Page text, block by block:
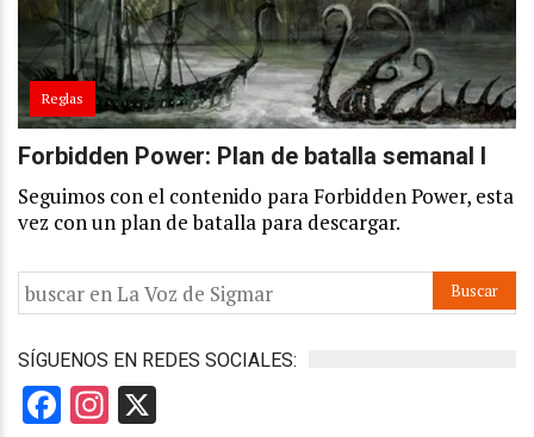
Reglas
Forbidden Power: Plan de batalla semanal I
Seguimos con el contenido para Forbidden Power, esta
vez con un plan de batalla para descargar.
SÍGUENOS EN REDES SOCIALES:
Facebook
Instagram